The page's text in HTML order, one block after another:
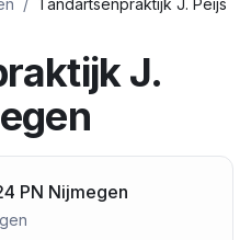
/ Tandartsenpraktijk J. Peijs
J.
PN Nijmegen